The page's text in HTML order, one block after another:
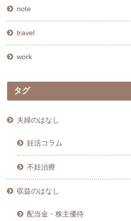
note
travel
work
タグ
夫婦のはなし
妊活コラム
不妊治療
収益のはなし
配当金・株主優待